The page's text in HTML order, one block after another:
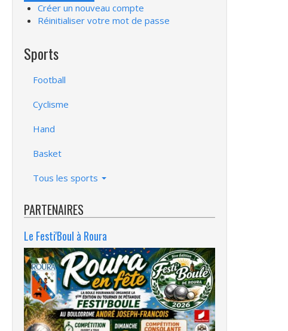
Créer un nouveau compte
Réinitialiser votre mot de passe
Sports
Football
Cyclisme
Hand
Basket
Tous les sports
PARTENAIRES
Le Festi'Boul à Roura